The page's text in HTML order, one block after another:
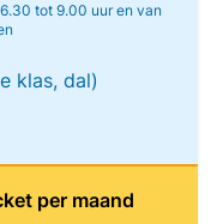
tot 9.00 uur en van
klas, dal)
per maand